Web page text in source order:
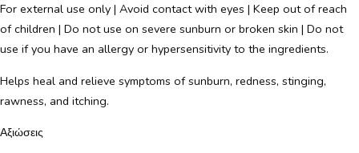
For external use only | Avoid contact with eyes | Keep out of reach
of children | Do not use on severe sunburn or broken skin | Do not
use if you have an allergy or hypersensitivity to the ingredients.
Helps heal and relieve symptoms of sunburn, redness, stinging,
rawness, and itching.
Αξιώσεις